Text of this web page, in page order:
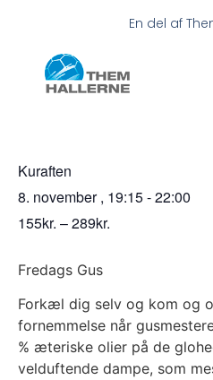
En del af
Kuraften
8. november , 19:15-22:00
155kr. – 289kr.
Fredags Gus
Forkæl dig selv og kom og
fornemmelse når
% æteriske olier på de
velduftende dampe, som